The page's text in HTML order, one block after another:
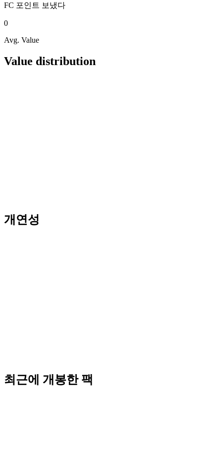
FC 포인트 보냈다
0
Avg. Value
Value distribution
개연성
최근에 개봉한 팩